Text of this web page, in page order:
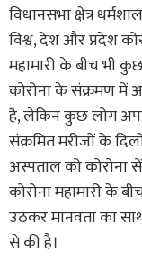
विधानसभा क्षेत्र
विश्व, देश और प्रदेश
महामारी के बीच भी
कोरोना के संक्रमण में
है, लेकिन कुछ लोग
संक्रमित मरीजों के
अस्पताल को कोरोना
कोरोना महामारी के
उठकर मानवता का
से की है।